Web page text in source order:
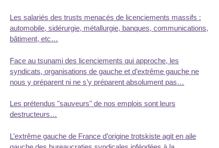
Les salariés des trusts menacés de licenciements massifs :
automobile, sidérurgie, métallurgie, banques, communications,
bâtiment, etc…
Face au tsunami des licenciements qui approche, les
syndicats, organisations de gauche et d’extrême gauche ne
nous y préparent ni ne s’y préparent absolument pas…
Les prétendus "sauveurs" de nos emplois sont leurs
destructeurs…
L’extrême gauche de France d’origine trotskiste agit en aile